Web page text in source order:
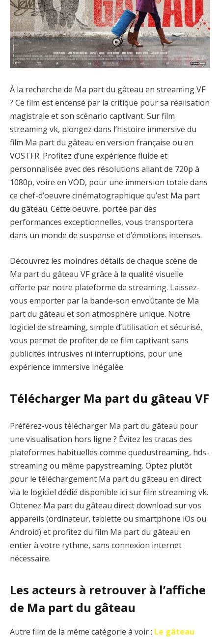
À la recherche de Ma part du gâteau en streaming VF
? Ce film est encensé par la critique pour sa réalisation
magistrale et son scénario captivant. Sur film
streaming vk, plongez dans l’histoire immersive du
film Ma part du gâteau en version française ou en
VOSTFR. Profitez d’une expérience fluide et
personnalisée avec des résolutions allant de 720p à
1080p, voire en VOD, pour une immersion totale dans
ce chef-d’oeuvre cinématographique qu’est Ma part
du gâteau. Cette oeuvre, portée par des
performances exceptionnelles, vous transportera
dans un monde de suspense et d’émotions intenses.
Découvrez les moindres détails de chaque scène de
Ma part du gâteau VF grâce à la qualité visuelle
offerte par notre plateforme de streaming. Laissez-
vous emporter par la bande-son envoûtante de Ma
part du gâteau et son atmosphère unique. Notre
logiciel de streaming, simple d’utilisation et sécurisé,
vous permet de profiter de ce film captivant sans
publicités intrusives ni interruptions, pour une
expérience immersive inégalée.
Télécharger Ma part du gâteau VF
Préférez-vous télécharger Ma part du gâteau pour
une visualisation hors ligne ? Évitez les tracas des
plateformes habituelles comme quedustreaming, hds-
streaming ou même papystreaming. Optez plutôt
pour le téléchargement Ma part du gâteau en direct
via le logiciel dédié disponible ici sur film streaming vk.
Obtenez Ma part du gâteau direct download sur vos
appareils (ordinateur, tablette ou smartphone iOs ou
Android) et profitez du film Ma part du gâteau en
entier à votre rythme, sans connexion internet
nécessaire.
Les acteurs à retrouver à l’affiche
de Ma part du gâteau
Autre film de la même catégorie à voir : Le gâteau